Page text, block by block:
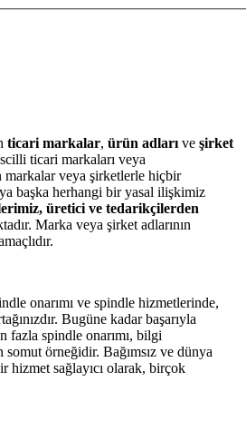
ticari markalar, ürün adları ve şirket
ticari markaları veya
markalar veya şirketlerle hiçbir
başka herhangi bir yasal ilişkimiz
üretici ve tedarikçilerden
Marka veya şirket adlarının
onarımı ve spindle hizmetlerinde,
Bugüne kadar başarıyla
fazla spindle onarımı, bilgi
örneğidir. Bağımsız ve dünya
hizmet sağlayıcı olarak, birçok